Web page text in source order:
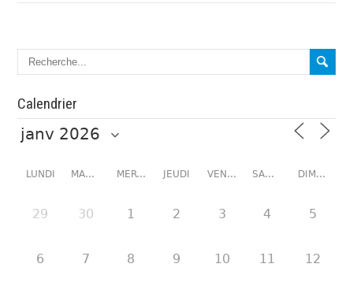
Calendrier
LUNDI MARDI MERCREDI JEUDI VENDREDI SAMEDI DIMANCHE
29 30 1 2 3 4 5
6 7 8 9 10 11 12